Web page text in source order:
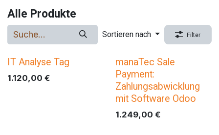
Alle Produkte
Sortieren nach Filter
IT Analyse Tag
1.120,00 €
manaTec Sale
Payment:
Zahlungsabwicklung
mit Software Odoo
1.249,00 €